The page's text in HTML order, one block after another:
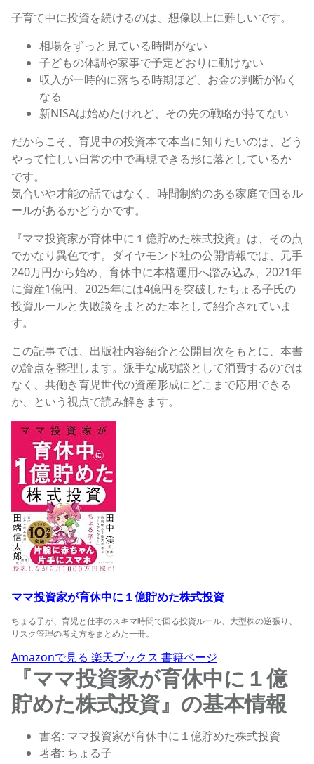
子育て中に投資を続けるのは、想像以上に難しいです。
相場をずっと見ている時間がない
子どもの体調や家事で予定どおりに動けない
収入が一時的に落ちる時期ほど、お金の判断が怖く
なる
新NISAは始めたけれど、その先の戦略が持てない
だからこそ、育児中の投資本で本当に知りたいのは、
どう
やって忙しい日常の中で再現できる形に落としているか
です。
気合いや才能の話ではなく、時間制約のある家庭で回るル
ールがあるかどうかです。
『ママ投資家が育休中に１億貯めた株式投資』は、その点
でかなり異色です。ダイヤモンド社の公開情報では、元手
240万円から始め、育休中に本格運用へ踏み込み、2021年
に資産1億円、2025年には4億円を突破したちょる子氏の
投資ルールと失敗談をまとめた本として紹介されていま
す。
この記事では、出版社内容紹介と公開目次をもとに、本書
の論点を整理します。派手な成功談として消費するのでは
なく、共働き育児世代の資産形成にどこまで応用できる
か、という視点で読み解きます。
ママ投資家が育休中に１億貯めた株式投資の商品ページへ
ママ投資家が育休中に１億貯めた株式投資
ちょる子が、育児と仕事のスキマ時間で回る投資ルール、大型株の逆張り、
リスク管理の考え方をまとめた一冊。
Amazonで見る 楽天ブックス 書籍ページ
『ママ投資家が育休中に１億
貯めた株式投資』の基本情報
書名: ママ投資家が育休中に１億貯めた株式投資
著者: ちょる子